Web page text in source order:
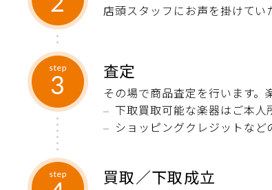
店頭スタッフにお声を掛けてい
査定
その場で商品査定を行います。
下取買取可能な楽器はご本人
ショッピングクレジットなど
買取／下取成立